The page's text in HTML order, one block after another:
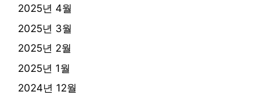
2025년 4월
2025년 3월
2025년 2월
2025년 1월
2024년 12월